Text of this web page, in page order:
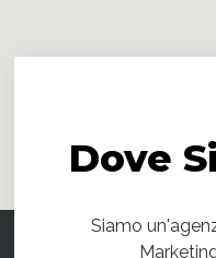
Dove
Siamo